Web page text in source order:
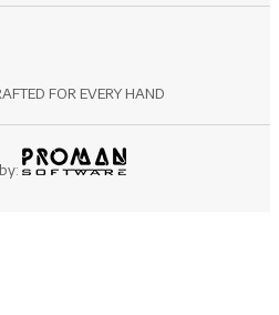
FOR EVERY HAND